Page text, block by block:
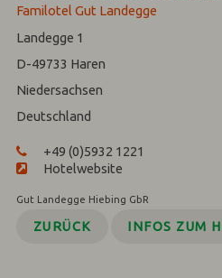
Familotel Gut Landegge
Landegge 1
D-49733 Haren
Niedersachsen
Deutschland
+49 (0)5932 1221
Hotelwebsite
Gut Landegge Hiebing GbR
ZURÜCK INFOS ZUM